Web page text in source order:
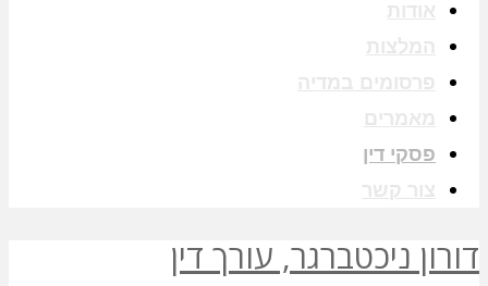
פסקי דין
דורון ניכטברגר, עורך דין